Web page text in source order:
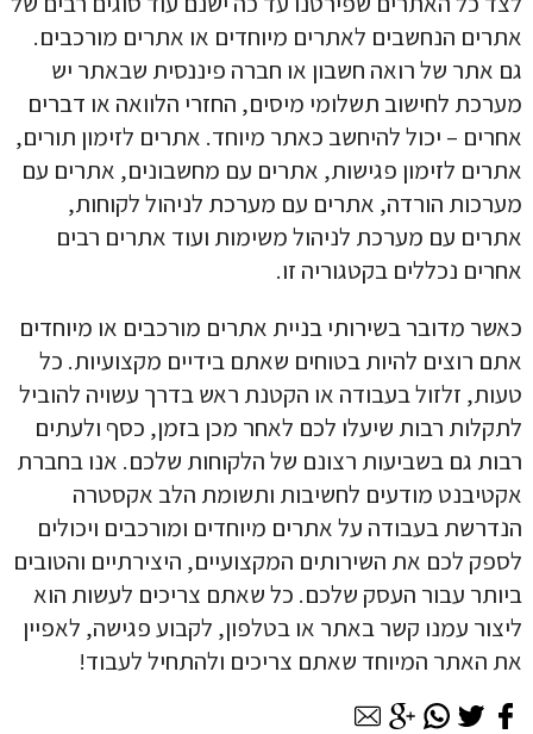
אתרים הנחשבים לאתרים מיוחדים או אתרים מורכבים.
גם אתר של רואה חשבון או חברה פיננסית שבאתר יש
מערכת לחישוב תשלומי מיסים, החזרי הלוואה או דברים
אחרים – יכול להיחשב כאתר מיוחד. אתרים לזימון תורים,
אתרים לזימון פגישות, אתרים עם מחשבונים, אתרים עם
מערכות הורדה, אתרים עם מערכת לניהול לקוחות,
אתרים עם מערכת לניהול משימות ועוד אתרים רבים
אחרים נכללים בקטגוריה זו.
כאשר מדובר בשירותיבניית אתרים מורכבים או מיוחדים
אתם רוצים להיות בטוחים שאתם בידיים מקצועיות. כל
טעות, זלזול בעבודה או הקטנת ראש בדרך עשויה להוביל
לתקלות רבות שיעלו לכם לאחר מכן בזמן, כסף ולעתים
רבות גם בשביעות רצונם של הלקוחות שלכם. אנו בחברת
אקטיבנט מודעים לחשיבות ותשומת הלב אקסטרה
הנדרשת בעבודה על אתרים מיוחדים ומורכבים ויכולים
לספק לכם את השירותים המקצועיים, היצירתיים והטובים
ביותר עבור העסק שלכם. כל שאתם צריכים לעשות הוא
ליצור עמנו קשר באתר או בטלפון, לקבוע פגישה, לאפיין
את האתר המיוחד שאתם צריכים ולהתחיל לעבוד!